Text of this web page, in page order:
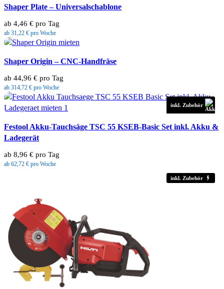
Shaper Plate – Universalschablone
ab 4,46 € pro Tag
ab 31,22 € pro Woche
Shaper Origin – CNC-Handfräse
ab 44,96 € pro Tag
ab 314,72 € pro Woche
inkl. Zubehör
Festool Akku-Tauchsäge TSC 55 KSEB-Basic Set inkl. Akku &
Ladegerät
ab 8,96 € pro Tag
ab 62,72 € pro Woche
inkl. Zubehör